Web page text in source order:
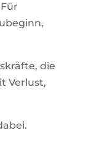
die
Verlust,